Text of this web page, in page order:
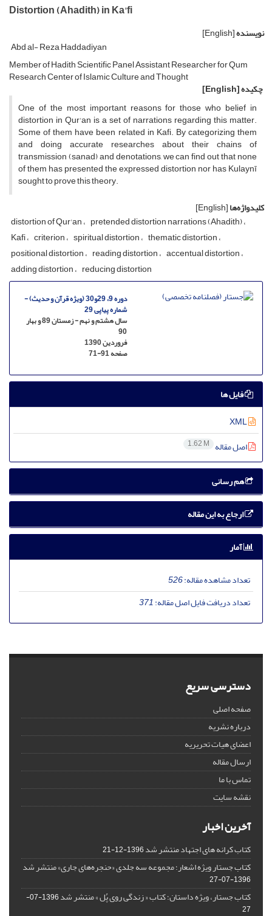
Distortion (Ahadith) in Ka'fi
نویسنده[English]
Abd al- Reza Haddadiyan
Member of Hadith Scientific Panel Assistant Researcher for Qum
Research Center of Islamic Culture and Thought
چکیده[English]
One of the most important reasons for those who belief in
distortion in Qur'an is a set of narrations regarding this matter.
Some of them have been related in Kafi. By categorizing them
and doing accurate researches about their chains of
transmission (sanad) and denotations, we can find out that none
of them has presented the expressed distortion nor has Kulaynī
sought to prove this theory.
کلیدواژه‌ها[English]
distortion of Qur'an pretended distortion narrations (Ahadith)
Kafi criterion spiritual distortion thematic distortion
positional distortion reading distortion accentual distortion
adding distortion reducing distortion
دوره 9، 29و30 (ویژه قرآن و حدیث) -
شماره پیاپی 29
سال هشتم و نهم - زمستان 89 و بهار
90
فروردین 1390
صفحه71-91
فایل ها
اصل مقاله 1.62 M
هم رسانی
ارجاع به این مقاله
آمار
تعداد مشاهده مقاله:526
تعداد دریافت فایل اصل مقاله:371
دسترسی سریع
صفحه اصلی
درباره نشریه
اعضای هیات تحریریه
ارسال مقاله
تماس با ما
نقشه سایت
آخرین اخبار
کتاب کرانه های اجتهاد منتشر شد1396-12-21
کتاب جستار ویژه اشعار؛ مجموعه سه جلدی «حنجره‌های جاری» منتشر شد
1396-07-27
کتاب جستار، ویژه داستان؛ کتاب « زندگی روی پُل » منتشر شد
1396-07-
27